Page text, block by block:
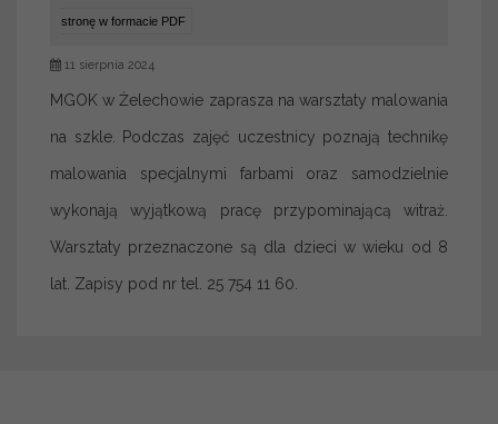
stronę w formacie PDF
11 sierpnia 2024
MGOK w Żelechowie zaprasza na warsztaty malowania
na szkle. Podczas zajęć uczestnicy poznają technikę
malowania specjalnymi farbami oraz samodzielnie
wykonają wyjątkową pracę przypominającą witraż.
Warsztaty przeznaczone są dla dzieci w wieku od 8
lat. Zapisy pod nr tel. 25 754 11 60.